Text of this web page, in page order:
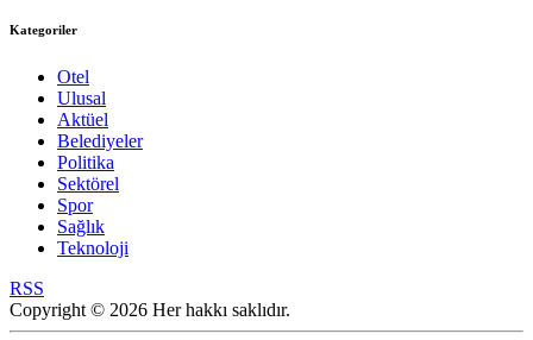
Kategoriler
Otel
Ulusal
Aktüel
Belediyeler
Politika
Sektörel
Spor
Sağlık
Teknoloji
RSS
Copyright © 2026 Her hakkı saklıdır.